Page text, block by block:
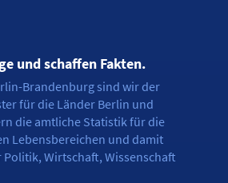
und schaffen Fakten.
Brandenburg sind wir der
für die Länder Berlin und
die amtliche Statistik für die
Lebensbereichen und damit
Wirtschaft, Wissenschaft